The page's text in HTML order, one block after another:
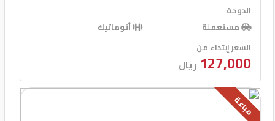
الدوحة
مستعملة
أتوماتيك
السعر إبتداء من
127,000 ريال
مباعة